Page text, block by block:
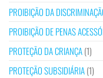
PROIBIÇÃO DA
PROIBIÇÃO DE PENAS
PROTEÇÃO DA CRIANÇA(1)
PROTEÇÃO SUBSIDIÁRIA(1)